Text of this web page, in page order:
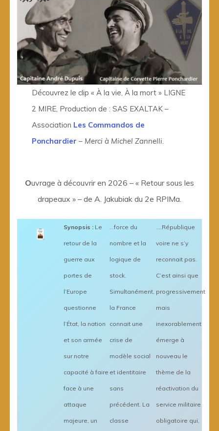
Découvrez le clip « À la vie, À la mort » LIGNE
2 MIRE, Production de : SAS EXALTAK –
Association Les Commandos de
Ponchardier – Merci à Michel Zannelli.
Ouvrage à découvrir en 2026 – « Retour sous les
drapeaux » – de A. Jakubiak du 2e RPIMa.
Synopsis :Le
retour de la
guerre aux
portes de
l’Europe
questionne
l’État, la nation
et son armée
sur notre
capacité à faire
face à une
attaque
majeure, un
…force du
nombre et la
logique de
stock.
Simultanément,
la France
connait une
crise de
modèle social
et identitaire
sans
précédent. La
classe
….République
voire ne s’y
reconnait pas.
C’est ainsi que
progressivement
mais
inexorablement
émerge à
nouveau le
thème de la
réactivation du
service militaire
obligatoire qui,